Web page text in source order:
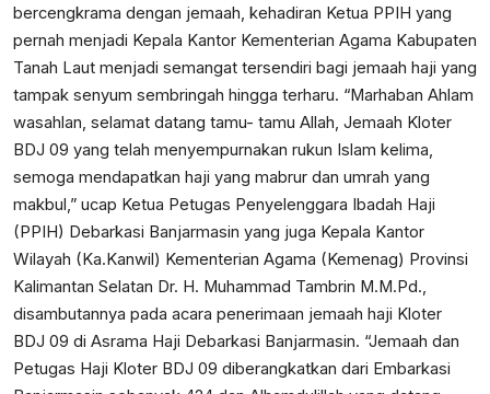
bercengkrama dengan jemaah, kehadiran Ketua PPIH yang
pernah menjadi Kepala Kantor Kementerian Agama Kabupaten
Tanah Laut menjadi semangat tersendiri bagi jemaah haji yang
tampak senyum sembringah hingga terharu. “Marhaban Ahlam
wasahlan, selamat datang tamu- tamu Allah, Jemaah Kloter
BDJ 09 yang telah menyempurnakan rukun Islam kelima,
semoga mendapatkan haji yang mabrur dan umrah yang
makbul,” ucap Ketua Petugas Penyelenggara Ibadah Haji
(PPIH) Debarkasi Banjarmasin yang juga Kepala Kantor
Wilayah (Ka.Kanwil) Kementerian Agama (Kemenag) Provinsi
Kalimantan Selatan Dr. H. Muhammad Tambrin M.M.Pd.,
disambutannya pada acara penerimaan jemaah haji Kloter
BDJ 09 di Asrama Haji Debarkasi Banjarmasin. “Jemaah dan
Petugas Haji Kloter BDJ 09 diberangkatkan dari Embarkasi